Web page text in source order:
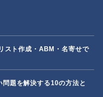
スト作成・ABM・名寄せで
問題を解決する10の方法と